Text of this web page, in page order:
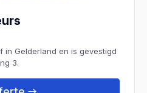
in Gelderland en is gevestigd
3.